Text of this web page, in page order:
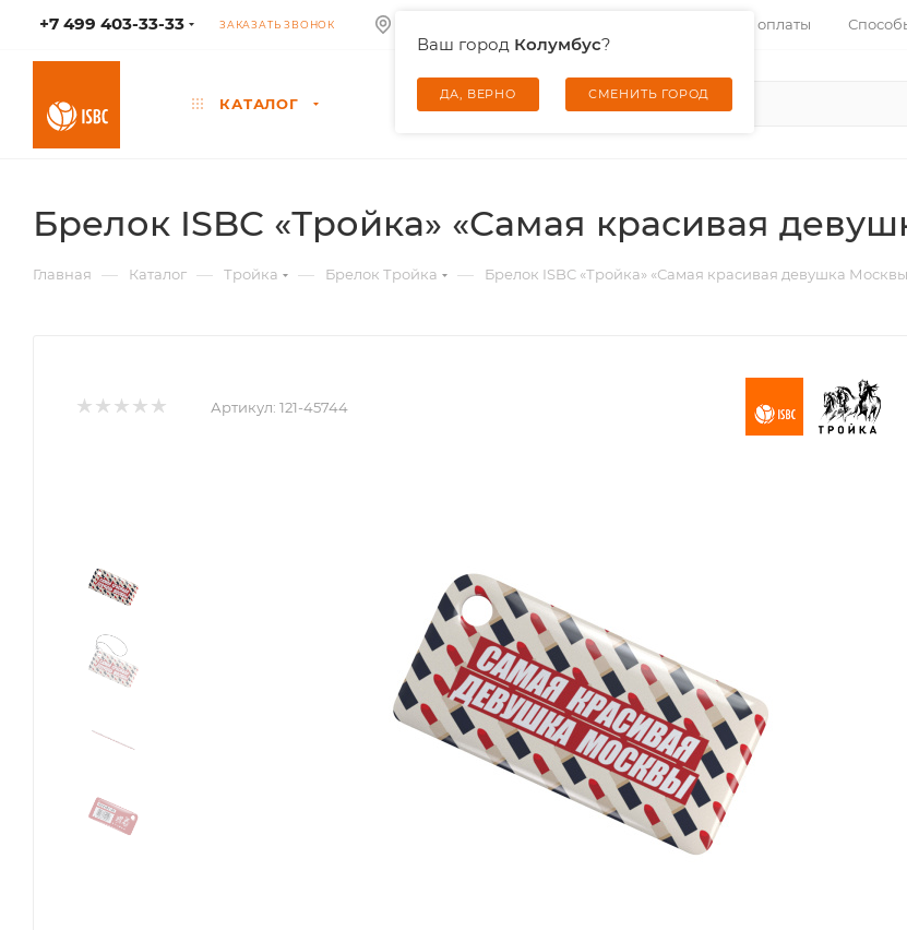
+7 499 403-33-33 ЗАКАЗАТЬ ЗВОНОК
Ваш город Колумбус?
ДА, ВЕРНО СМЕНИТЬ ГОРОД
Способы оплаты
КАТАЛОГ
Брелок ISBC «Тройка» «Самая красивая
Главная — Каталог — Тройка — Брелок Тройка — Брелок ISBC «Тройка» «Самая красивая девушка
Артикул: 121-45744